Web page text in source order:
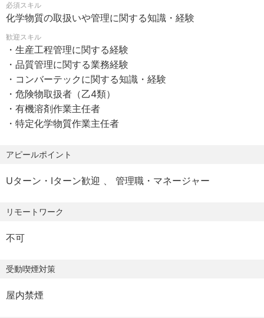
実に除去する「EPIXフィルタ」（ケミカルフィルタ、イオ
ン交換不織布等）をはじめ、液相フィルタ用の金属除去材
料、マスクの材料などに用いられる抗菌不織布など、半導
体業界のみならず様々な産業にむけた各種機能性材料の開
発、製造、および販売を行っています。
主な事業分野としては、半導体製造環境といった極めて高
度な清浄環境が要求される場面で、分子状汚染物質の除去
やコンタミネーションコントロールに向けたソリューショ
賞与 ：年2回（6月、12月）※前年度の業績に基づいて
算出いたします
諸手当 ：家族手当、住宅手当、通勤手当（会社規定に基
づき支給）、役職手当
社会保険：健康保険、厚生年金、労災保険、雇用保険
各種制度：退職金、持株会（荏原製作所）会社補助、財形
貯蓄会社補助、資格取得支援
受動喫煙防止措置：屋内禁煙（屋外指定喫煙所あり）
必須スキル
化学物質の取扱いや管理に関する知識・経験
歓迎スキル
・生産工程管理に関する経験
・品質管理に関する業務経験
・コンバーテックに関する知識・経験
・危険物取扱者（乙4類）
・有機溶剤作業主任者
・特定化学物質作業主任者
アピールポイント
Uターン・Iターン歓迎 管理職・マネージャー
リモートワーク
不可
受動喫煙対策
屋内禁煙